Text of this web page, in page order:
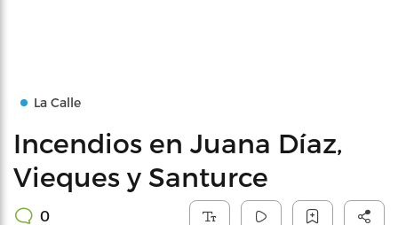
La Calle
Incendios en Juana Díaz,
Vieques y Santurce
0